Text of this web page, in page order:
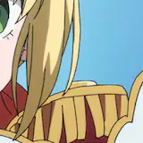
04/28
【